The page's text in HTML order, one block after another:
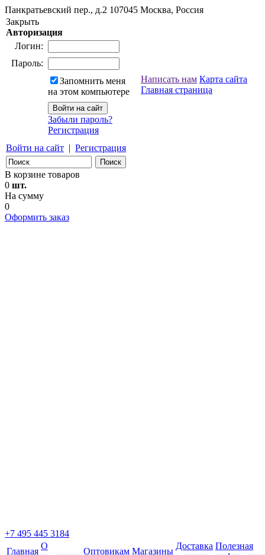
Панкратьевский пер., д.2 107045 Москва, Россия
Закрыть
Авторизация
Логин:
Пароль:
Запомнить меня
на этом компьютере
Забыли пароль?
Регистрация
Войти на сайт | Регистрация
Написать нам Карта сайта
Главная страница
В корзине товаров
0 шт.
На сумму
0
Оформить заказ
+7 495 445 3184
Главная
О
Оптовикам Магазины
Доставка Полезная